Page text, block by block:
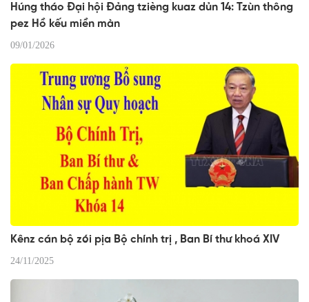
Húng tháo Đại hội Đảng tzièng kuaz dủn 14: Tzùn thông
pez Hồ kếu miền màn
09/01/2026
Kênz cán bộ zói pịa Bộ chính trị , Ban Bí thư khoá XIV
24/11/2025